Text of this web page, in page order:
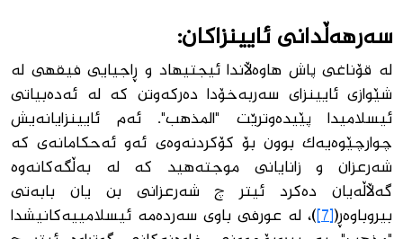
سەرهەڵدانی ئایینزاكان:
لە قۆناغی پاش هاوەڵاندا ئیجتیهاد و ڕاجیایی فیقهی لە
شێوازی ئایینزای سەربەخۆدا دەركەوتن كە لە ئەدەبیاتی
ئیسلامیدا پێیدەوترێت "المذهب". ئەم ئایینزایانەیش
چوارچێوەیەك بوون بۆ كۆكردنەوەی ئەو ئەحكامانەی كە
شەرعزان و زانایانی موجتەهید كە لە بەڵگەكانەوە
گەڵاڵەیان دەكرد ئیتر چ شەرعزانی بن یان بابەتی
بیروباوەڕ([7] )، لە عورفی باوی سەردەمە ئیسلامییەكانیشدا